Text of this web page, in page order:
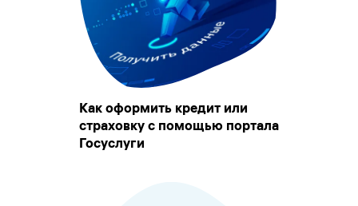
Как оформить кредит или
страховку с помощью портала
Госуслуги